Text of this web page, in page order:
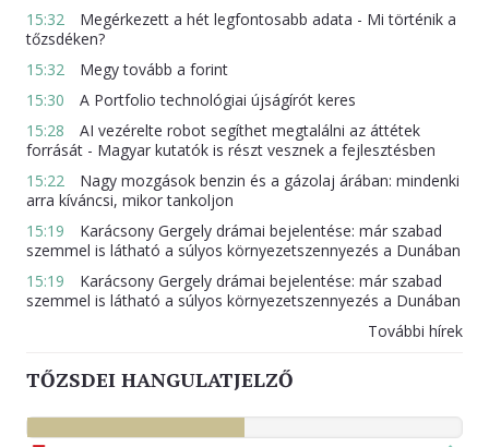
15:32
Megérkezett a hét legfontosabb adata - Mi történik a
tőzsdéken?
15:32
Megy tovább a forint
15:30
A Portfolio technológiai újságírót keres
15:28
AI vezérelte robot segíthet megtalálni az áttétek
forrását - Magyar kutatók is részt vesznek a fejlesztésben
15:22
Nagy mozgások benzin és a gázolaj árában: mindenki
arra kíváncsi, mikor tankoljon
15:19
Karácsony Gergely drámai bejelentése: már szabad
szemmel is látható a súlyos környezetszennyezés a Dunában
15:19
Karácsony Gergely drámai bejelentése: már szabad
szemmel is látható a súlyos környezetszennyezés a Dunában
További hírek
TŐZSDEI HANGULATJELZŐ